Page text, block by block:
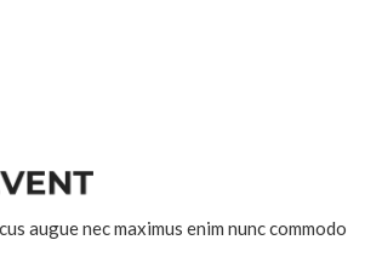
augue nec maximus enim nunc commodo